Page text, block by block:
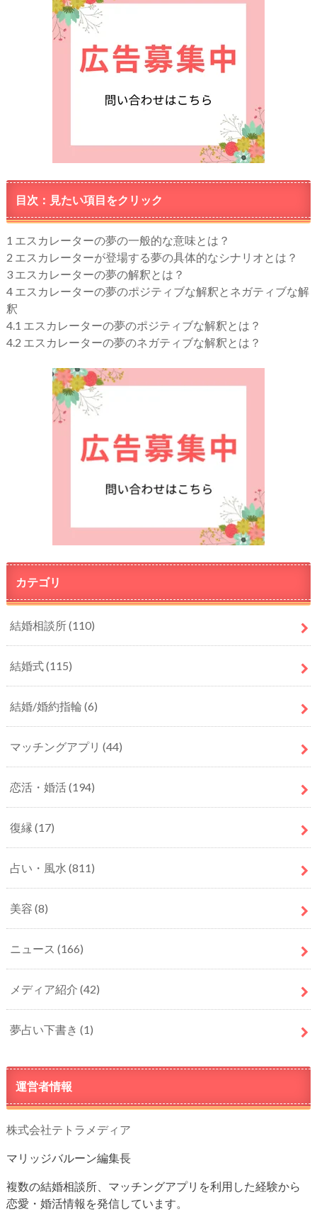
目次：見たい項目をクリック
1 エスカレーターの夢の一般的な意味とは？
2 エスカレーターが登場する夢の具体的なシナリオとは？
3エスカレーターの夢の解釈とは？
4エスカレーターの夢のポジティブな解釈とネガティブな解
釈
4.1 エスカレーターの夢のポジティブな解釈とは？
4.2 エスカレーターの夢のネガティブな解釈とは？
カテゴリ
結婚相談所(110)
結婚式(115)
結婚/婚約指輪 (6)
マッチングアプリ (44)
恋活・婚活(194)
復縁 (17)
占い・風水 (811)
美容 (8)
ニュース (166)
メディア紹介 (42)
夢占い下書き (1)
運営者情報
株式会社テトラメディア
マリッジバルーン編集長
複数の結婚相談所、マッチングアプリを利用した経験から
恋愛・婚活情報を発信しています。